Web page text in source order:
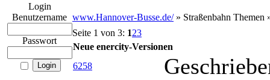
Login
Benutzername
Passwort
www.Hannover-Busse.de/» Straßenbahn Themen
Seite 1 von 3: 123
Neue enercity-Versionen
6258